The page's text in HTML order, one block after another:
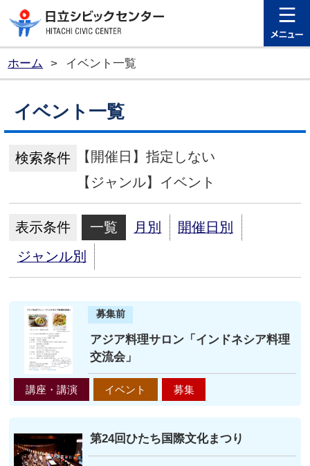
日立シビ
ホーム > イベント一覧
イベント一覧
検索条件
【開催日】指定しない
【ジャンル】イベント
表示条件 一覧 月別
開催日別
ジャンル別
募集前
アジア料理サロン「インドネシア料理
交流会」
講座・講演 イベント 募集
第24回ひたち国際文化まつり